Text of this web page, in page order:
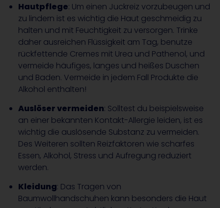
Hautpflege: Um einen Juckreiz vorzubeugen und
zu lindern ist es wichtig die Haut geschmeidig zu
halten und mit Feuchtigkeit zu versorgen. Trinke
daher ausreichen Flüssigkeit am Tag, benutze
rückfettende Cremes mit Urea und Pathenol, und
vermeide häufiges, langes und heißes Duschen
und Baden. Vermeide in jedem Fall Produkte die
Alkohol enthalten!
Auslöser vermeiden: Solltest du beispielsweise
an einer bekannten Kontakt-Allergie leiden, ist es
wichtig die auslösende Substanz zu vermeiden.
Des Weiteren sollten Reizfaktoren wie scharfes
Essen, Alkohol, Stress und Aufregung reduziert
werden.
Kleidung: Das Tragen von
Baumwollhandschuhen kann besonders die Haut